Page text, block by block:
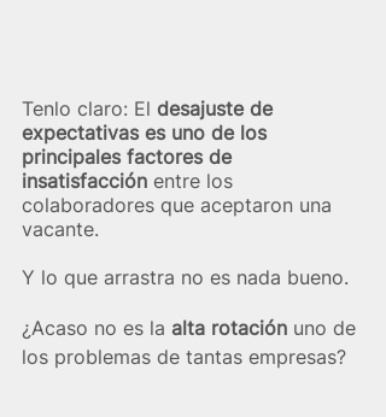
Tenlo claro: El desajuste de
expectativas es uno de los
principales factores de
insatisfacción entre los
colaboradores que aceptaron una
vacante.
Y lo que arrastra no es nada bueno.
¿Acaso no es la alta rotación uno de
los problemas de tantas empresas?